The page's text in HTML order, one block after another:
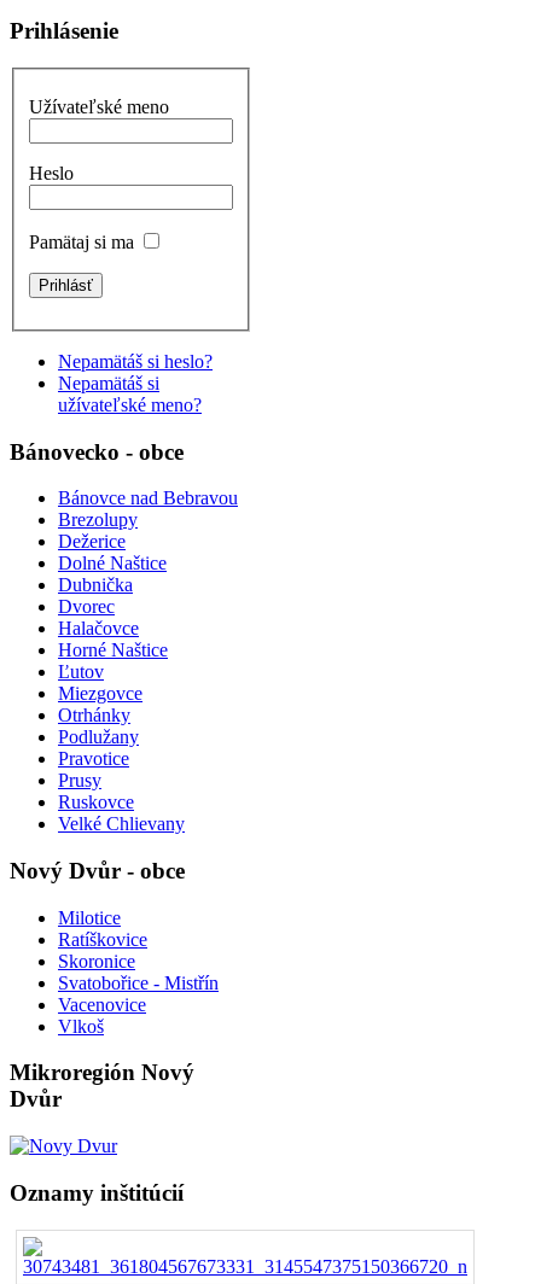
Prihlásenie
Užívateľské meno
Heslo
Pamätaj si ma
Nepamätáš si heslo?
Nepamätáš si
užívateľské meno?
Bánovecko - obce
Bánovce nad Bebravou
Brezolupy
Dežerice
Dolné Naštice
Dubnička
Dvorec
Halačovce
Horné Naštice
Ľutov
Miezgovce
Otrhánky
Podlužany
Pravotice
Prusy
Ruskovce
Velké Chlievany
Nový Dvůr - obce
Milotice
Ratíškovice
Skoronice
Svatobořice - Mistřín
Vacenovice
Vlkoš
Mikroregión Nový
Dvůr
Oznamy inštitúcií